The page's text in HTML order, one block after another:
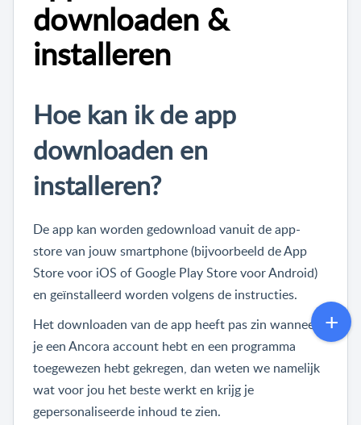
downloaden &
installeren
Hoe kan ik de app
downloaden en
installeren?
De app kan worden gedownload vanuit de app-
store van jouw smartphone (bijvoorbeeld de App
Store voor iOS of Google Play Store voor Android)
en geïnstalleerd worden volgens de instructies.
Het downloaden van de app heeft pas zin wanneer
je een Ancora account hebt en een programma
toegewezen hebt gekregen, dan weten we namelijk
wat voor jou het beste werkt en krijg je
gepersonaliseerde inhoud te zien.